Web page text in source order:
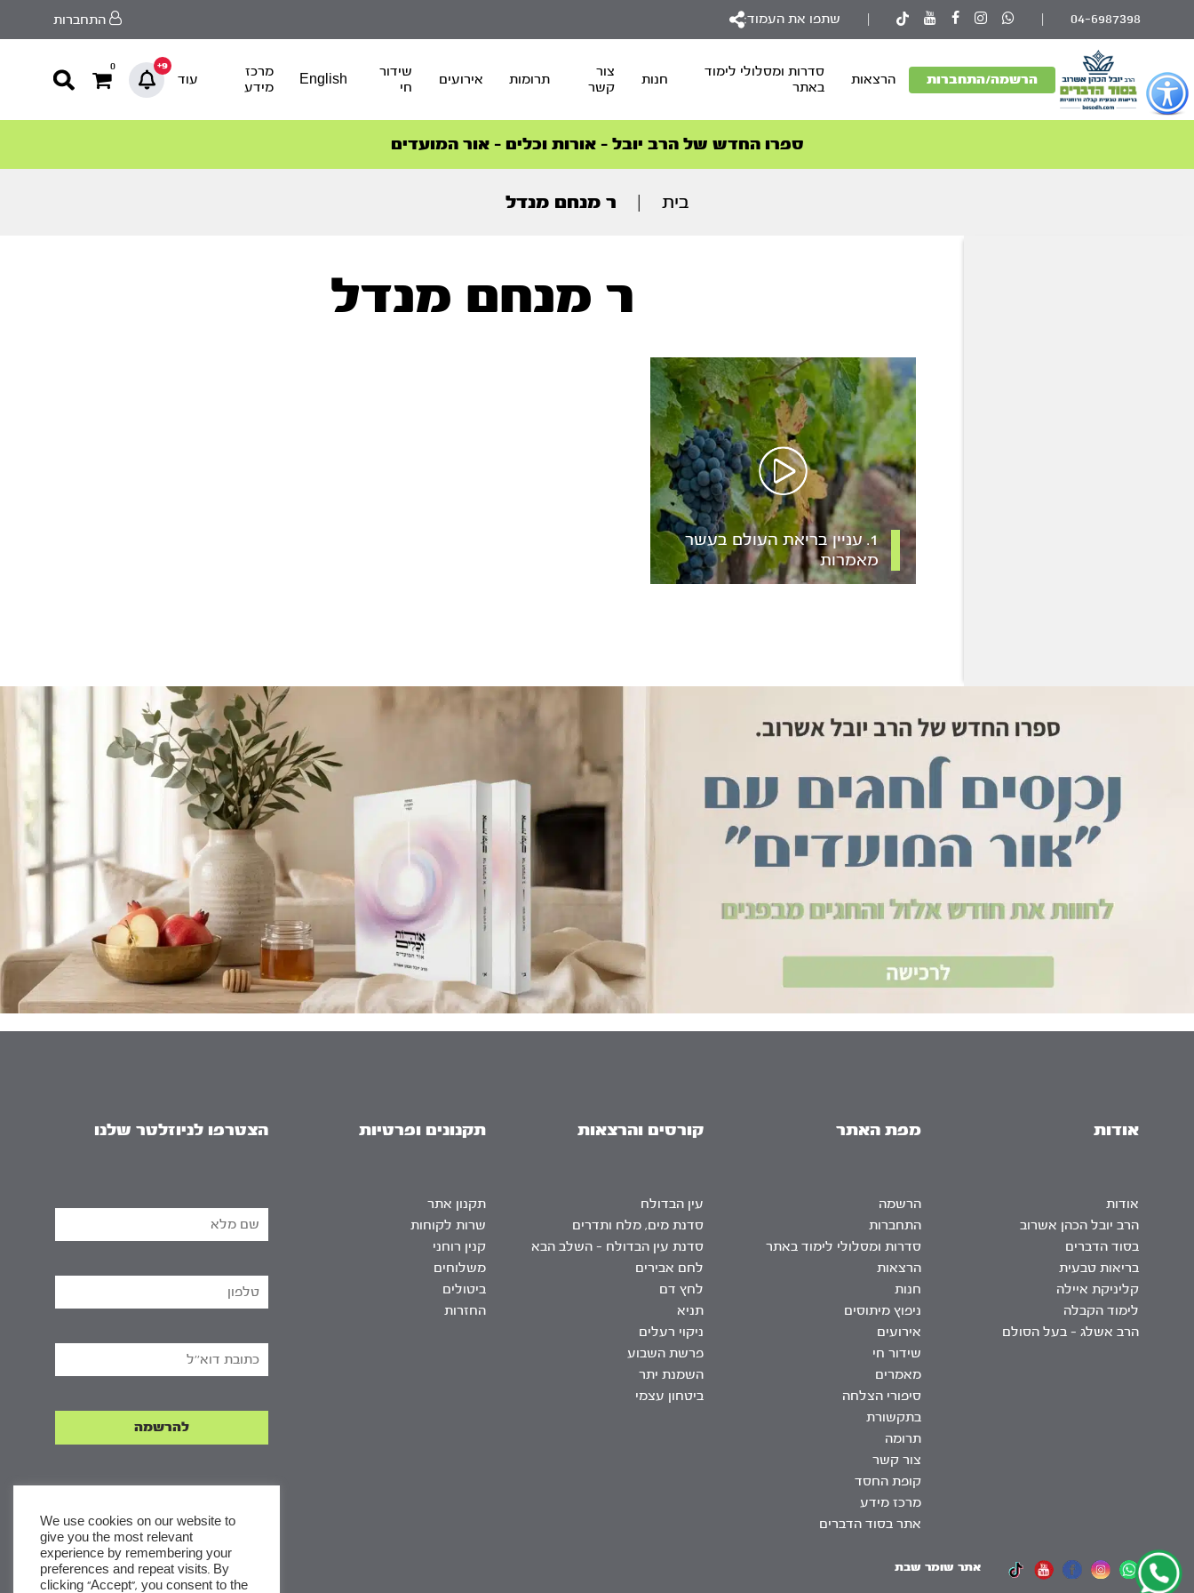
כפתור
לפתיחת
תפריט
נגישות
04-6987398 שתפו את העמוד: התחברות
הרשמה/התחברות הרצאות
סדרות ומסלולי לימוד
באתר
חנות
צור
קשר
תרומות אירועים
שידור
חי
English
מרכז
מידע
עוד
9+
0
סדרות הפודקאסטים
הסדרה המובילה החודש – דרך המלך
ספרו החדש של הרב יובל – אורות וכלים – אור המועדים
הצטרפו למהפכת הבריאות הטבעית >
סדרות הפודקאסטים
הסדרה המובילה החודש – דרך המלך
בית ר מנחם מנדל
ר מנחם מנדל
1. עניין בריאת העולם בעשר
מאמרות
אודות
אודות
הרב יובל הכהן אשרוב
בסוד הדברים
בריאות טבעית
קליניקת איילה
לימוד הקבלה
הרב אשלג – בעל הסולם
מפת האתר
הרשמה
התחברות
סדרות ומסלולי לימוד באתר
הרצאות
חנות
ניפוץ מיתוסים
אירועים
שידור חי
מאמרים
סיפורי הצלחה
בתקשורת
תרומה
צור קשר
קופת החסד
מרכז מידע
אתר בסוד הדברים
קורסים והרצאות
עין הבדולח
סדנת מים, מלח ותדרים
סדנת עין הבדולח – השלב הבא
לחם אבירים
לחץ דם
תניא
ניקוי רעלים
פרשת השבוע
השמנת יתר
ביטחון עצמי
תקנונים ופרטיות
תקנון אתר
שרות לקוחות
קנין רוחני
משלוחים
ביטולים
החזרות
הצטרפו לניוזלטר שלנו
אתר שומר שבת
We use cookies on our website to
give you the most relevant
experience by remembering your
preferences and repeat visits. By
clicking “Accept”, you consent to the
x